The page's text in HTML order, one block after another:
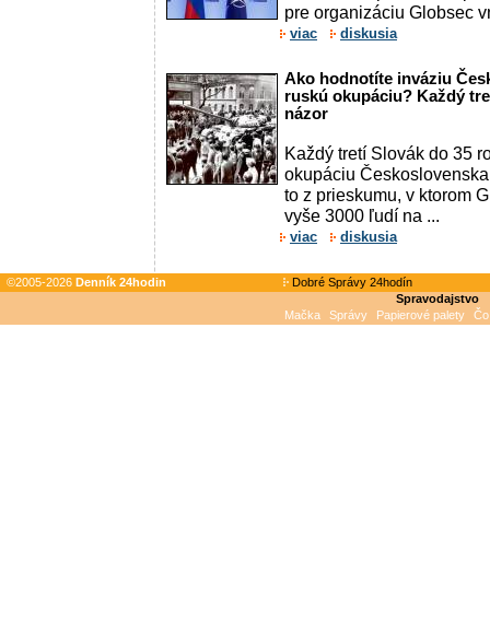
pre organizáciu Globsec
viac diskusia
Ako hodnotíte inváziu
ruskú okupáciu? Každý
názor
Každý tretí Slovák do 35
okupáciu
to z prieskumu, v ktorom
vyše 3000 ľudí na ...
viac diskusia
©2005-2026 Denník 24hodin
Dobré Správy 24hodín
Spravodajstvo
Mačka
Správy Papierové palety